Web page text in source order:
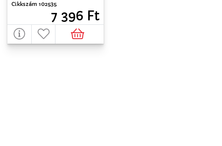
Cikkszám 102535
7 396 Ft